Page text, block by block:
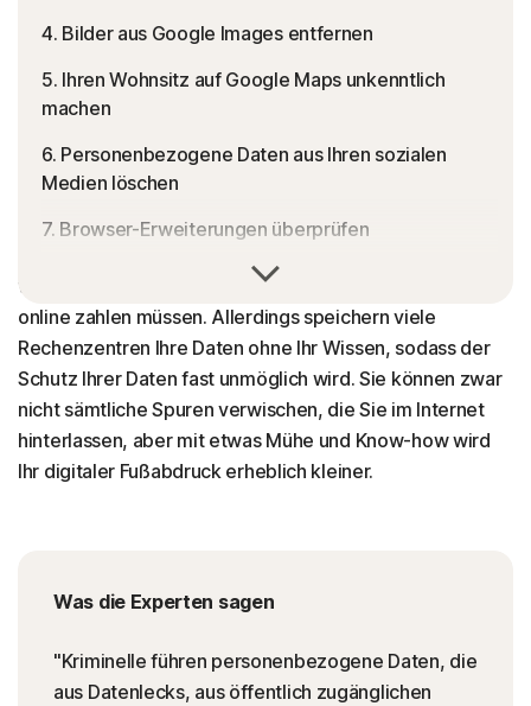
4. Bilder aus Google Images entfernen
5. Ihren Wohnsitz auf Google Maps unkenntlich
machen
6. Personenbezogene Daten aus Ihren sozialen
Medien löschen
7. Browser-Erweiterungen überprüfen
8. Nicht verwendete Apps vom Gerät deinstallieren
9. Alte E-Mail-Konten löschen
10. Integrierte Sicherheits- und
Datenschutzfunktionen aktivieren
11. Alte Blogs und Websites bereinigen
12. Drittanbieter-Cookies löschen
Behalten Sie Ihre vertraulichen Informationen für
Häufig gestellte Fragen
weiterzugeben, mag der Preis sein, den Sie für Ihr Leben
online zahlen müssen. Allerdings speichern viele
Rechenzentren Ihre Daten ohne Ihr Wissen, sodass der
Schutz Ihrer Daten fast unmöglich wird. Sie können zwar
nicht sämtliche Spuren verwischen, die Sie im Internet
hinterlassen, aber mit etwas Mühe und Know-how wird
Ihr digitaler Fußabdruck erheblich kleiner.
Was die Experten sagen
"Kriminelle führen personenbezogene Daten, die
aus Datenlecks, aus öffentlich zugänglichen